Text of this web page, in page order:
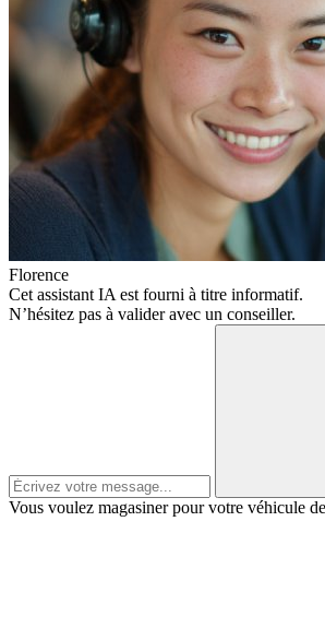
Florence
Cet assistant IA est fourni à titre informatif.
N’hésitez pas à valider avec un conseiller.
Vous voulez magasiner pour votre véhicule